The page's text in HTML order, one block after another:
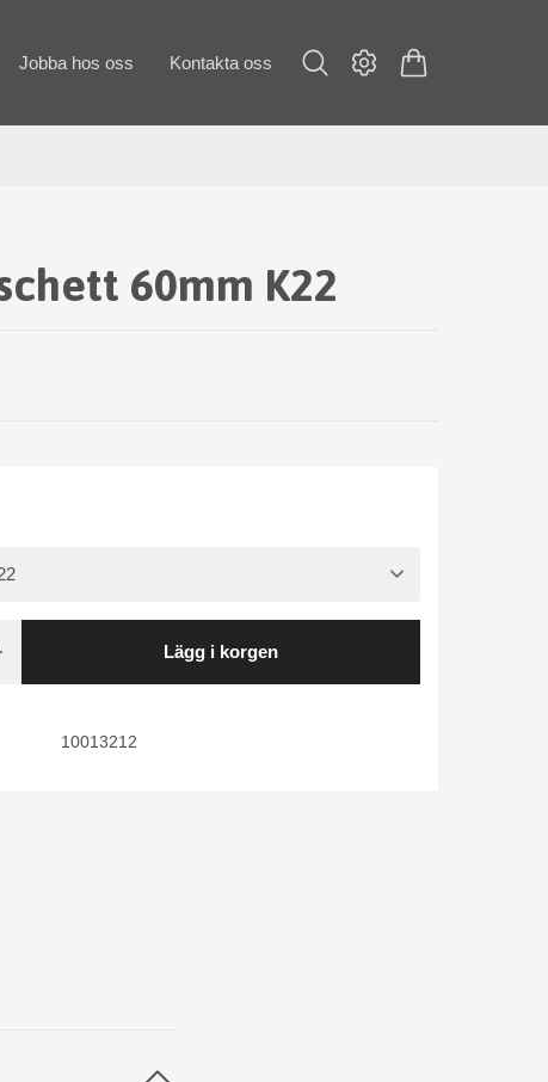
Jobba hos oss Kontakta oss
60mm K22
Lägg i korgen
10013212